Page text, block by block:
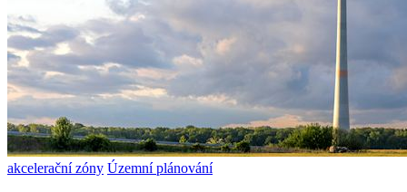
akcelerační zóny Územní plánování